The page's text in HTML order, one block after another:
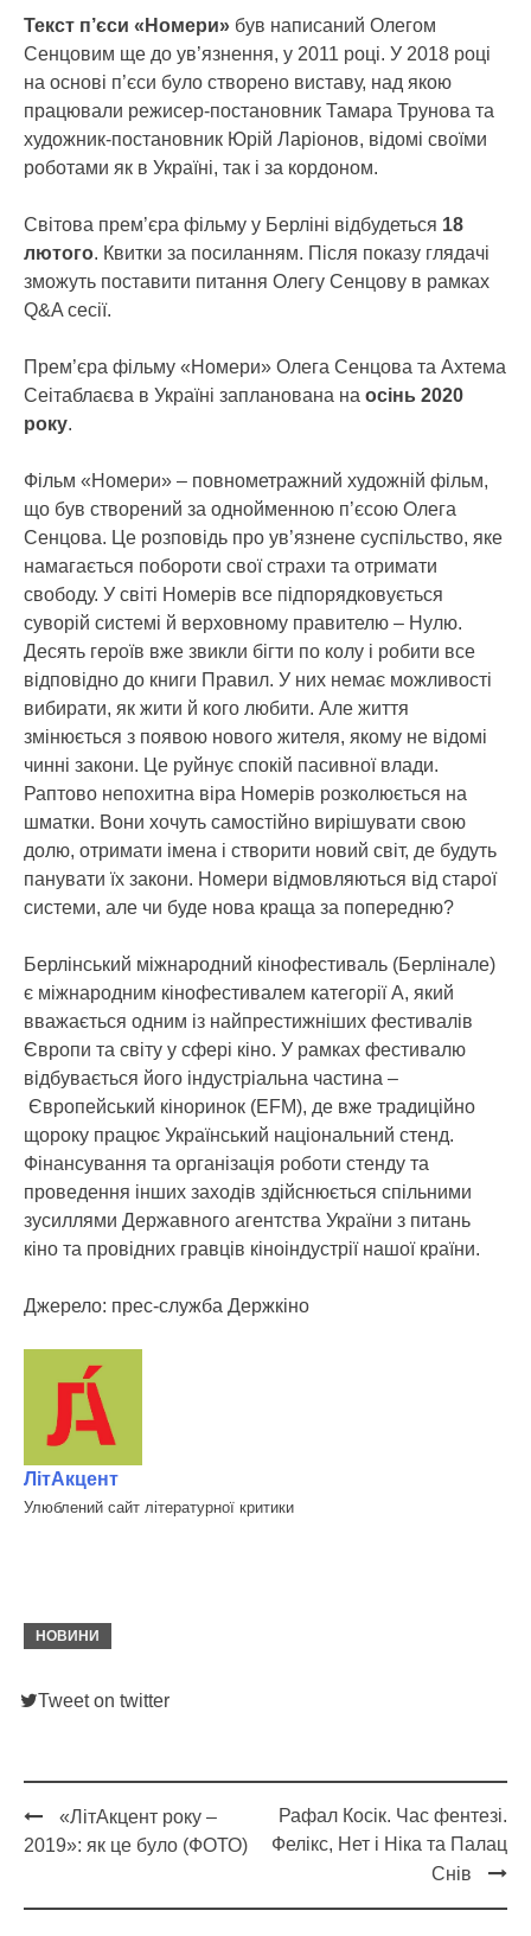
Текст п’єси «Номери» був написаний Олегом
Сенцовим ще до ув’язнення, у 2011 році. У 2018 році
на основі п’єси було створено виставу, над якою
працювали режисер-постановник Тамара Трунова та
художник-постановник Юрій Ларіонов, відомі своїми
роботами як в Україні, так і за кордоном.
Світова прем’єра фільму у Берліні відбудеться 18
лютого. Квитки за посиланням. Після показу глядачі
зможуть поставити питання Олегу Сенцову в рамках
Q&A сесії.
Прем’єра фільму «Номери» Олега Сенцова та Ахтема
Сеітаблаєва в Україні запланована на осінь 2020
року.
Фільм «Номери» – повнометражний художній фільм,
що був створений за однойменною п’єсою Олега
Сенцова. Це розповідь про ув’язнене суспільство, яке
намагається побороти свої страхи та отримати
свободу. У світі Номерів все підпорядковується
суворій системі й верховному правителю – Нулю.
Десять героїв вже звикли бігти по колу і робити все
відповідно до книги Правил. У них немає можливості
вибирати, як жити й кого любити. Але життя
змінюється з появою нового жителя, якому не відомі
чинні закони. Це руйнує спокій пасивної влади.
Раптово непохитна віра Номерів розколюється на
шматки. Вони хочуть самостійно вирішувати свою
долю, отримати імена і створити новий світ, де будуть
панувати їх закони. Номери відмовляються від старої
системи, але чи буде нова краща за попередню?
Берлінський міжнародний кінофестиваль (Берлінале)
є міжнародним кінофестивалем категорії А, який
вважається одним із найпрестижніших фестивалів
Європи та світу у сфері кіно. У рамках фестивалю
відбувається його індустріальна частина –
Європейський кіноринок (EFM), де вже традиційно
щороку працює Український національний стенд.
Фінансування та організація роботи стенду та
проведення інших заходів здійснюється спільними
зусиллями Державного агентства України з питань
кіно та провідних гравців кіноіндустрії нашої країни.
Джерело: прес-служба Держкіно
ЛітАкцент
Улюблений сайт літературної критики
НОВИНИ
Tweet on twitter
Post
«ЛітАкцент року –
2019»: як це було (ФОТО)
Рафал Косік. Час фентезі.
Фелікс, Нет і Ніка та Палац
Снів